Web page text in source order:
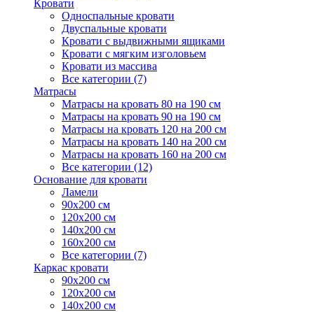
Кровати
Односпальные кровати
Двуспальные кровати
Кровати с выдвижными ящиками
Кровати с мягким изголовьем
Кровати из массива
Все категории (7)
Матрасы
Матрасы на кровать 80 на 190 см
Матрасы на кровать 90 на 190 см
Матрасы на кровать 120 на 200 см
Матрасы на кровать 140 на 200 см
Матрасы на кровать 160 на 200 см
Все категории (12)
Основание для кровати
Ламели
90х200 см
120х200 см
140х200 см
160х200 см
Все категории (7)
Каркас кровати
90х200 см
120х200 см
140х200 см